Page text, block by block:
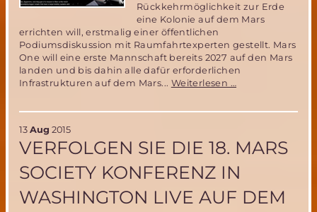
Rückkehrmöglichkeit zur Erde
eine Kolonie auf dem Mars
errichten will, erstmalig einer öffentlichen
Podiumsdiskussion mit Raumfahrtexperten gestellt. Mars
One will eine erste Mannschaft bereits 2027 auf den Mars
landen und bis dahin alle dafür erforderlichen
Infrastrukturen auf dem Mars... Weiterlesen …
Mars
Besiedlung
13 Aug 2015
VERFOLGEN SIE DIE 18. MARS
SOCIETY KONFERENZ IN
WASHINGTON LIVE AUF DEM